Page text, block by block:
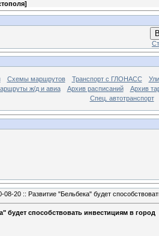
]
Схемы маршрутов Транспорт с ГЛОНАСС
ж/д и авиа Архив расписаний
Архив
Спец. автотранспорт
08-20 :: Развитие "Бельбека" будет
будет способствовать инвестициям в город